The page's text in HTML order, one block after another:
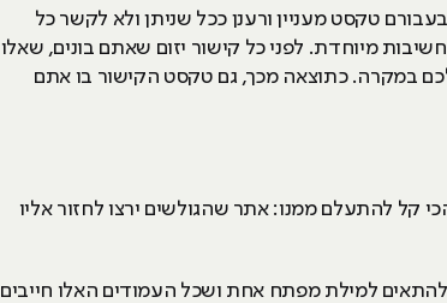
טקסט מעניין ורענן ככל שניתן ולא לקשר כל
מיוחדת. לפני כל קישור יזום שאתם בונים, שאלו
במקרה. כתוצאה מכך, גם טקסט הקישור בו אתם
קל להתעלם ממנו: אתר שהגולשים ירצו לחזור אליו
למילת מפתח אחת ושכל העמודים האלו חייבים